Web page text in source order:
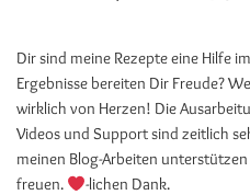
Dir sind meine Rezepte eine Hilfe
Ergebnisse bereiten Dir Freude?
wirklich von Herzen! Die
Videos und Support sind zeitlich
meinen Blog-Arbeiten
freuen.
-lichen Dank.